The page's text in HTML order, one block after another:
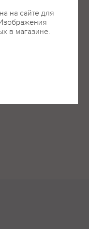
на сайте для
в магазине.